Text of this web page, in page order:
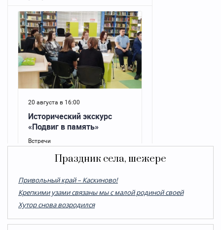
Праздник села, шежере
Привольный край – Каскиново!
Крепкими узами связаны мы с малой родиной своей
Хутор снова возродился